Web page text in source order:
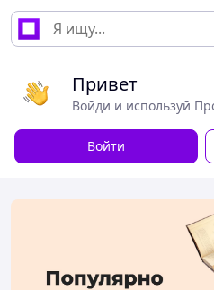
Привет
Войди и используй
Войти